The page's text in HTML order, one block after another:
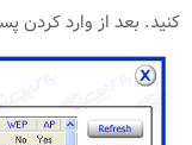
کنید. بعد از وارد